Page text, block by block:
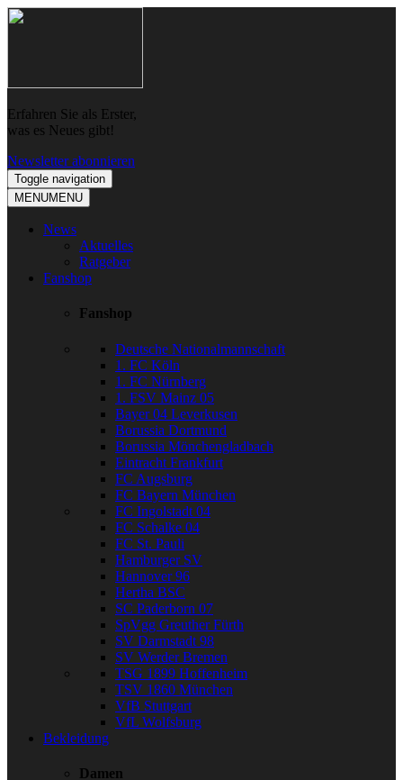
Skip
Skip
Erfahren Sie als Erster,
was es Neues gibt!
Newsletter abonnieren
Toggle navigation
MENUMENU
News
Aktuelles
Ratgeber
Fanshop
Fanshop
Deutsche Nationalmannschaft
1. FC Köln
1. FC Nürnberg
1. FSV Mainz 05
Bayer 04 Leverkusen
Borussia Dortmund
Borussia Mönchengladbach
Eintracht Frankfurt
FC Augsburg
FC Bayern München
FC Ingolstadt 04
FC Schalke 04
FC St. Pauli
Hamburger SV
Hannover 96
Hertha BSC
SC Paderborn 07
SpVgg Greuther Fürth
SV Darmstadt 98
SV Werder Bremen
TSG 1899 Hoffenheim
TSV 1860 München
VfB Stuttgart
VfL Wolfsburg
Bekleidung
Damen